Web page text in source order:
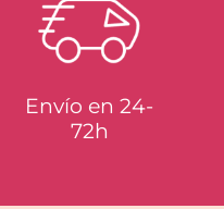
Envío en 24-
72h